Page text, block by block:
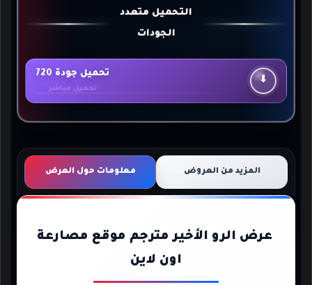
التحميل متعدد
الجودات
⬇
تحميل جودة 720
تحميل مباشر
المزيد من العروض معلومات حول العرض
عرض الرو الأخير مترجم موقع مصارعة
اون لاين